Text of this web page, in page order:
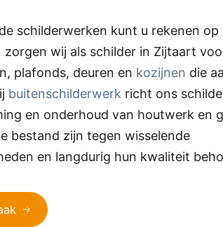
schilderwerken kunt u rekenen op
zorgen wij als schilder in Zijtaart
plafonds, deuren en kozijnen die
buitenschilderwerk richt ons
en onderhoud van houtwerk en
bestand zijn tegen wisselende
en langdurig hun kwaliteit